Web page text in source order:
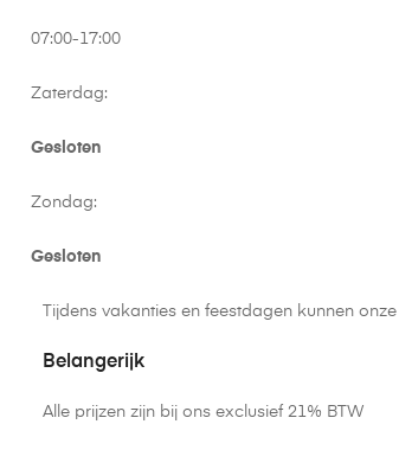
07:00-17:00
Zaterdag:
Gesloten
Zondag:
Gesloten
Tijdens vakanties en feestdagen kunnen
Belangerijk
Alle prijzen zijn bij ons exclusief 21% BTW